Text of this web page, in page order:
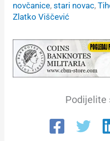
novčanice, stari novac,
Zlatko Viščević
Podijelite